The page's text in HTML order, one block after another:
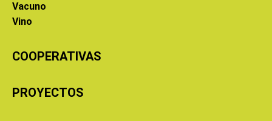
Vacuno
Vino
COOPERATIVAS
PROYECTOS